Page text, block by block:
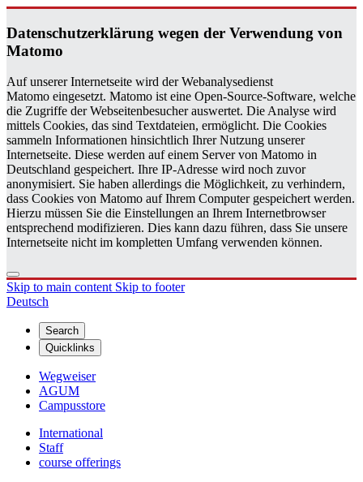
Daten­schutzerklärung wegen der Ver­wen­dung von
Matomo
Auf unserer Internetseite wird der Webanalysedienst
Matomo eingesetzt. Matomo ist eine Open-Source-Software, welche
die Zugriffe der Webseitenbesucher auswertet. Die Analyse wird
mittels Cookies, das sind Textdateien, ermöglicht. Die Cookies
sammeln Informationen hinsichtlich Ihrer Nutzung unserer
Internetseite. Diese werden auf einem Server von Matomo in
Deutschland gespeichert. Ihre IP-Adresse wird noch zuvor
anonymisiert. Sie haben allerdings die Möglichkeit, zu verhindern,
dass Cookies von Matomo auf Ihrem Computer gespeichert werden.
Hierzu müssen Sie die Einstellungen an Ihrem Internetbrowser
entsprechend modifizieren. Dies kann dazu führen, dass Sie unsere
Internetseite nicht im kompletten Umfang verwenden können.
Skip to main content Skip to footer
Deutsch
Search
Quicklinks
Wegweiser
AGUM
Campusstore
International
Staff
course offerings